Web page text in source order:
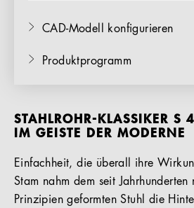
CAD-Modell konfigurieren
Produktprogramm
STAHLROHR-KLASSIKER S
IM GEISTE DER MODERNE
Einfachheit, die überall ihre
Stam nahm dem seit Jahrhunderten
Prinzipien geformten Stuhl die